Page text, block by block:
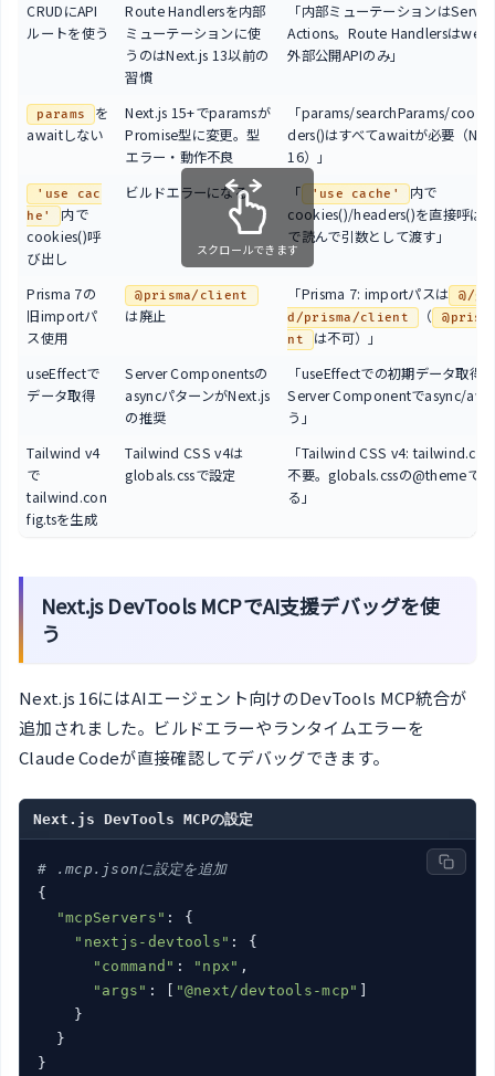
CRUDにAPI
ルートを使う
Route Handlersを内部
ミューテーションに使
うのはNext.js 13以前の
習慣
「内部ミューテーションはServer
Actions。Route Handlersは
外部公開APIのみ」
params
を
awaitしない
Next.js 15+でparamsが
Promise型に変更。型
エラー・動作不良
「params/searchParams/
ders()はすべてawaitが必要（
16）」
'use cac
he'
内で
cookies()呼
び出し
ビルドエラーになる 「 'use cache'
内で
cookies()/headers()を直接呼ば
で読んで引数として渡す」
Prisma 7の
旧importパ
ス使用
@prisma/client
は廃止
「Prisma 7: importパスは
@/
d/prisma/client
（
nt
は不可）」
useEffectで
データ取得
Server Componentsの
asyncパターンがNext.js
の推奨
「useEffectでの初期データ取得
Server Componentでasync/
う」
Tailwind v4
で
tailwind.con
fig.tsを生成
Tailwind CSS v4は
globals.cssで設定
「Tailwind CSS v4:
不要。globals.cssの@themeで
る」
スクロールできます
Next.js DevTools MCPでAI支援デバッグを使
う
Next.js 16にはAIエージェント向けのDevTools MCP統合が
追加されました。ビルドエラーやランタイムエラーを
Claude Codeが直接確認してデバッグできます。
Next.js DevTools MCPの設定
# .mcp.jsonに設定を追加
{
"mcpServers" : {
"nextjs-devtools" : {
"command" : "npx" ,
"args" : [ "@next/devtools-mcp"
    }
  }
}